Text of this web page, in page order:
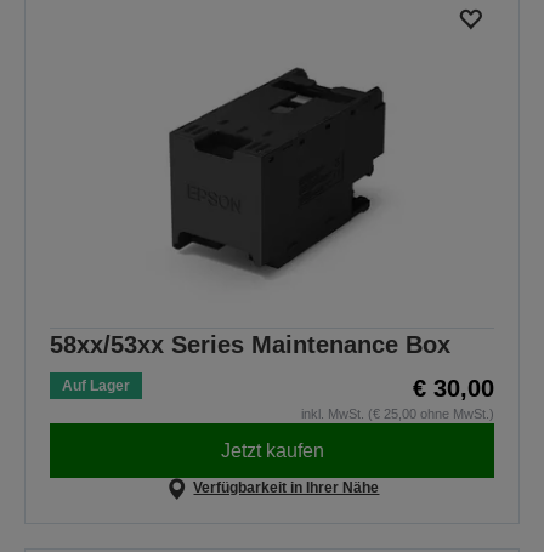
58xx/53xx Series Maintenance Box
Auf Lager € 30,00
inkl. MwSt. (€ 25,00 ohne MwSt.)
Jetzt kaufen
Verfügbarkeit in Ihrer Nähe